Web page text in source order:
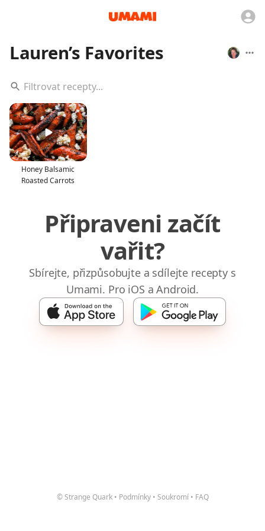
Lauren’s Favorites
Honey Balsamic
Roasted Carrots
Připraveni začít
vařit?
Sbírejte, přizpůsobujte a sdílejte recepty s
Umami. Pro iOS a Android.
© Strange Quark • Podmínky • Soukromí • FAQ